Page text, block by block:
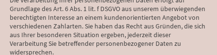
Grundlage des Art. 6 Abs. 1 lit. f DSGVO aus unserem überwiegenden
berechtigten Interesse an einem kundenorientierten Angebot von
verschiedenen Zahlarten. Sie haben das Recht aus Gründen, die sich
aus Ihrer besonderen Situation ergeben, jederzeit dieser
Verarbeitung Sie betreffender personenbezogener Daten zu
widersprechen.